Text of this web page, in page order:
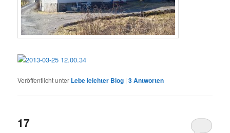
Veröffentlicht unter Lebe leichter Blog |3Antworten
17